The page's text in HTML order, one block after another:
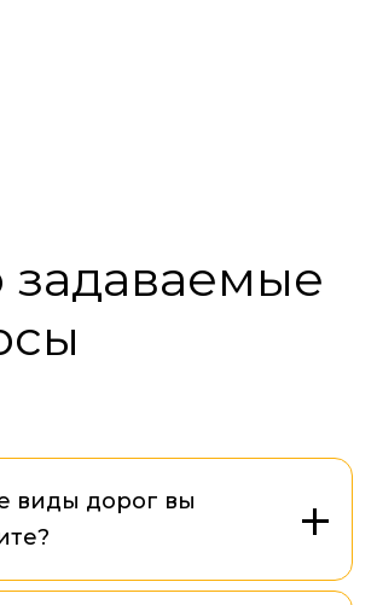
задаваемые
виды дорог вы